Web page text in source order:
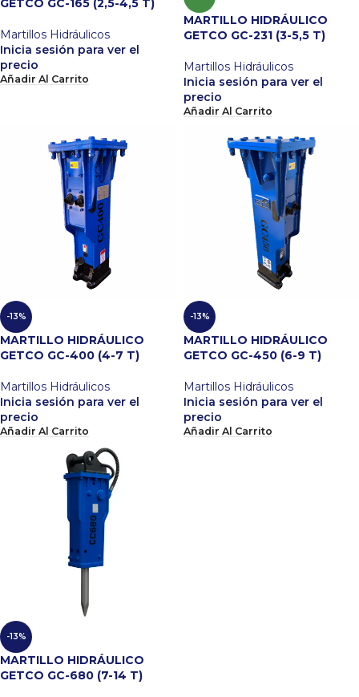
GETCO GC-165 (2,5-4,5 T)
Martillos Hidráulicos
Inicia sesión para ver el
precio
Añadir Al Carrito
MARTILLO HIDRÁULICO
GETCO GC-231 (3-5,5 T)
Martillos Hidráulicos
Inicia sesión para ver el
precio
Añadir Al Carrito
-13%
MARTILLO HIDRÁULICO
GETCO GC-400 (4-7 T)
Martillos Hidráulicos
Inicia sesión para ver el
precio
Añadir Al Carrito
-13%
MARTILLO HIDRÁULICO
GETCO GC-450 (6-9 T)
Martillos Hidráulicos
Inicia sesión para ver el
precio
Añadir Al Carrito
-13%
MARTILLO HIDRÁULICO
GETCO GC-680 (7-14 T)